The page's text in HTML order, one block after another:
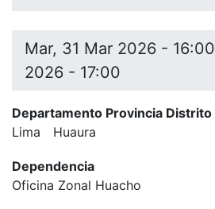
Mar, 31 Mar 2026 - 16:00
2026 - 17:00
Departamento Provincia Distrito
Lima
Huaura
Dependencia
Oficina Zonal Huacho